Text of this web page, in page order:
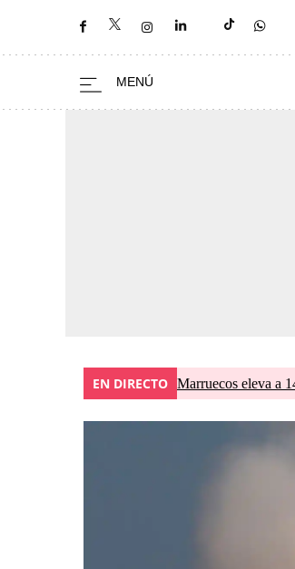
EN DIRECTO Marruecos eleva a